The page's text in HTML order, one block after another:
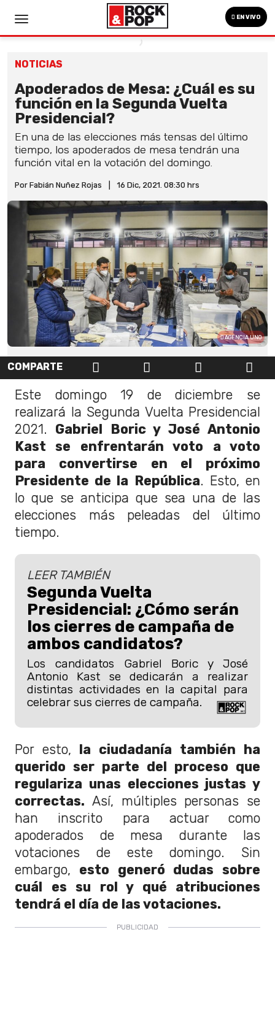
EN VIVO
NOTICIAS
Apoderados de Mesa: ¿Cuál es su
función en la Segunda Vuelta
Presidencial?
En una de las elecciones más tensas del último
tiempo, los apoderados de mesa tendrán una
función vital en la votación del domingo.
Por Fabián Nuñez Rojas 16 Dic, 2021. 08:30 hrs
AGENCIA UNO
COMPARTE
Este domingo 19 de diciembre se
realizará la Segunda Vuelta Presidencial
2021. Gabriel Boric y José Antonio
Kast se enfrentarán voto a voto
para convertirse en el próximo
Presidente de la República. Esto, en
lo que se anticipa que sea una de las
elecciones más peleadas del último
tiempo.
LEER TAMBIÉN
Segunda Vuelta
Presidencial: ¿Cómo serán
los cierres de campaña de
ambos candidatos?
Los candidatos Gabriel Boric y José
Antonio Kast se dedicarán a realizar
distintas actividades en la capital para
celebrar sus cierres de campaña.
Por esto, la ciudadanía también ha
querido ser parte del proceso que
regulariza unas elecciones justas y
correctas. Así, múltiples personas se
han inscrito para actuar como
apoderados de mesa durante las
votaciones de este domingo. Sin
embargo, esto generó dudas sobre
cuál es su rol y qué atribuciones
tendrá el día de las votaciones.